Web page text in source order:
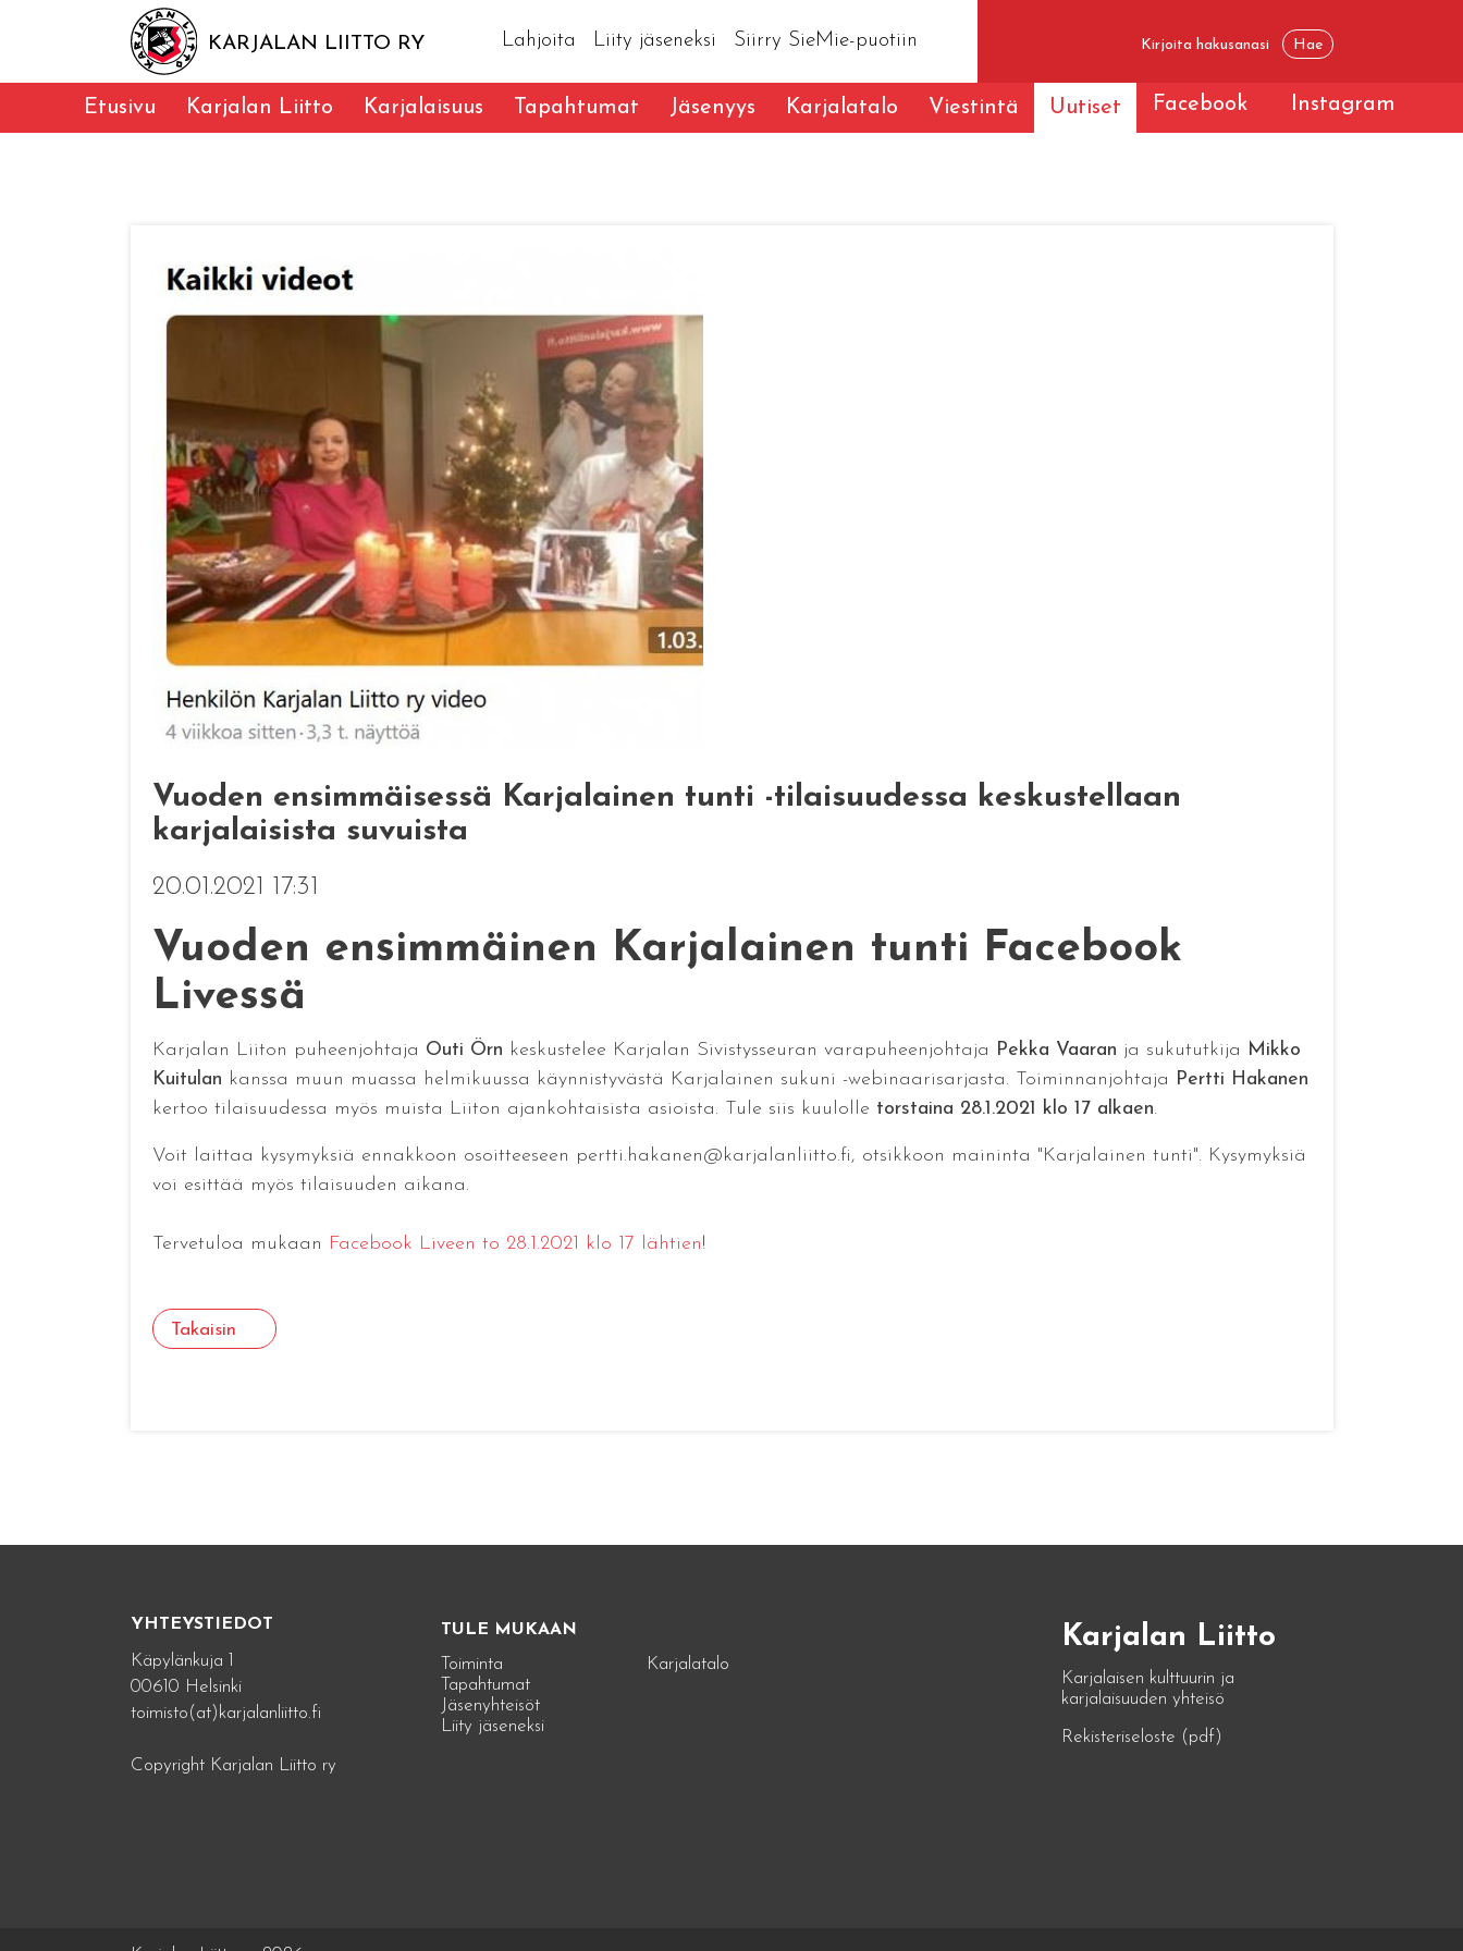
KARJALAN LIITTO RY Lahjoita Liity jäseneksi Siirry SieMie-puotiin
Etusivu Karjalan Liitto Karjalaisuus Tapahtumat Jäsenyys Karjalatalo Viestintä Uutiset Facebook Instagram
Vuoden ensimmäisessä Karjalainen tunti -tilaisuudessa keskustellaan
karjalaisista suvuista
20.01.2021 17:31
Vuoden ensimmäinen Karjalainen tunti Facebook
Livessä
Karjalan Liiton puheenjohtaja Outi Örn keskustelee Karjalan Sivistysseuran varapuheenjohtaja Pekka Vaaran ja sukututkija Mikko
Kuitulan kanssa muun muassa helmikuussa käynnistyvästä Karjalainen sukuni -webinaarisarjasta. Toiminnanjohtaja Pertti Hakanen
kertoo tilaisuudessa myös muista Liiton ajankohtaisista asioista. Tule siis kuulolle torstaina 28.1.2021 klo 17 alkaen.
Voit laittaa kysymyksiä ennakkoon osoitteeseen pertti.hakanen@karjalanliitto.fi, otsikkoon maininta "Karjalainen tunti". Kysymyksiä
voi esittää myös tilaisuuden aikana.
Tervetuloa mukaan Facebook Liveen to 28.1.2021 klo 17 lähtien!
Takaisin
YHTEYSTIEDOT
Käpylänkuja 1
00610 Helsinki
toimisto(at)karjalanliitto.fi
Copyright Karjalan Liitto ry
TULE MUKAAN
Toiminta
Tapahtumat
Jäsenyhteisöt
Liity jäseneksi
Karjalatalo
Karjalan Liitto
Karjalaisen kulttuurin ja
karjalaisuuden yhteisö
Rekisteriseloste (pdf)